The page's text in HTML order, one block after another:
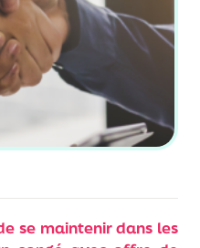
se maintenir dans les